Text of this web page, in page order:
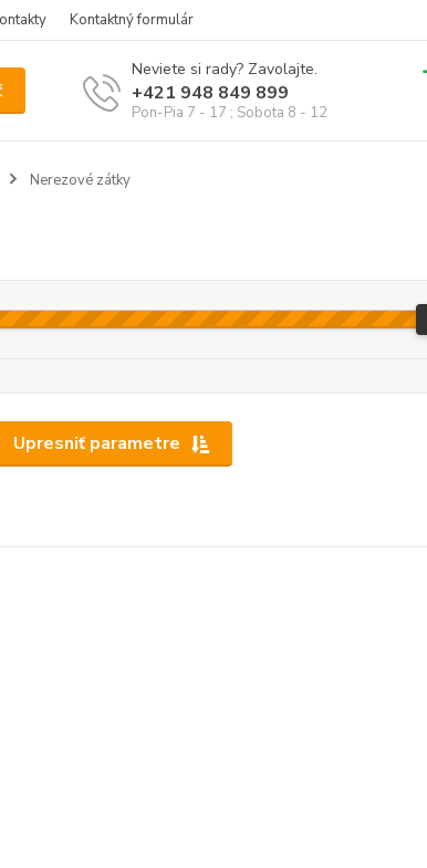
Kontaktný formulár
Neviete si rady? Zavolajte.
+421 948 849 899
Pon-Pia 7 - 17 ; Sobota 8 - 12
Nerezové zátky
Upresniť parametre